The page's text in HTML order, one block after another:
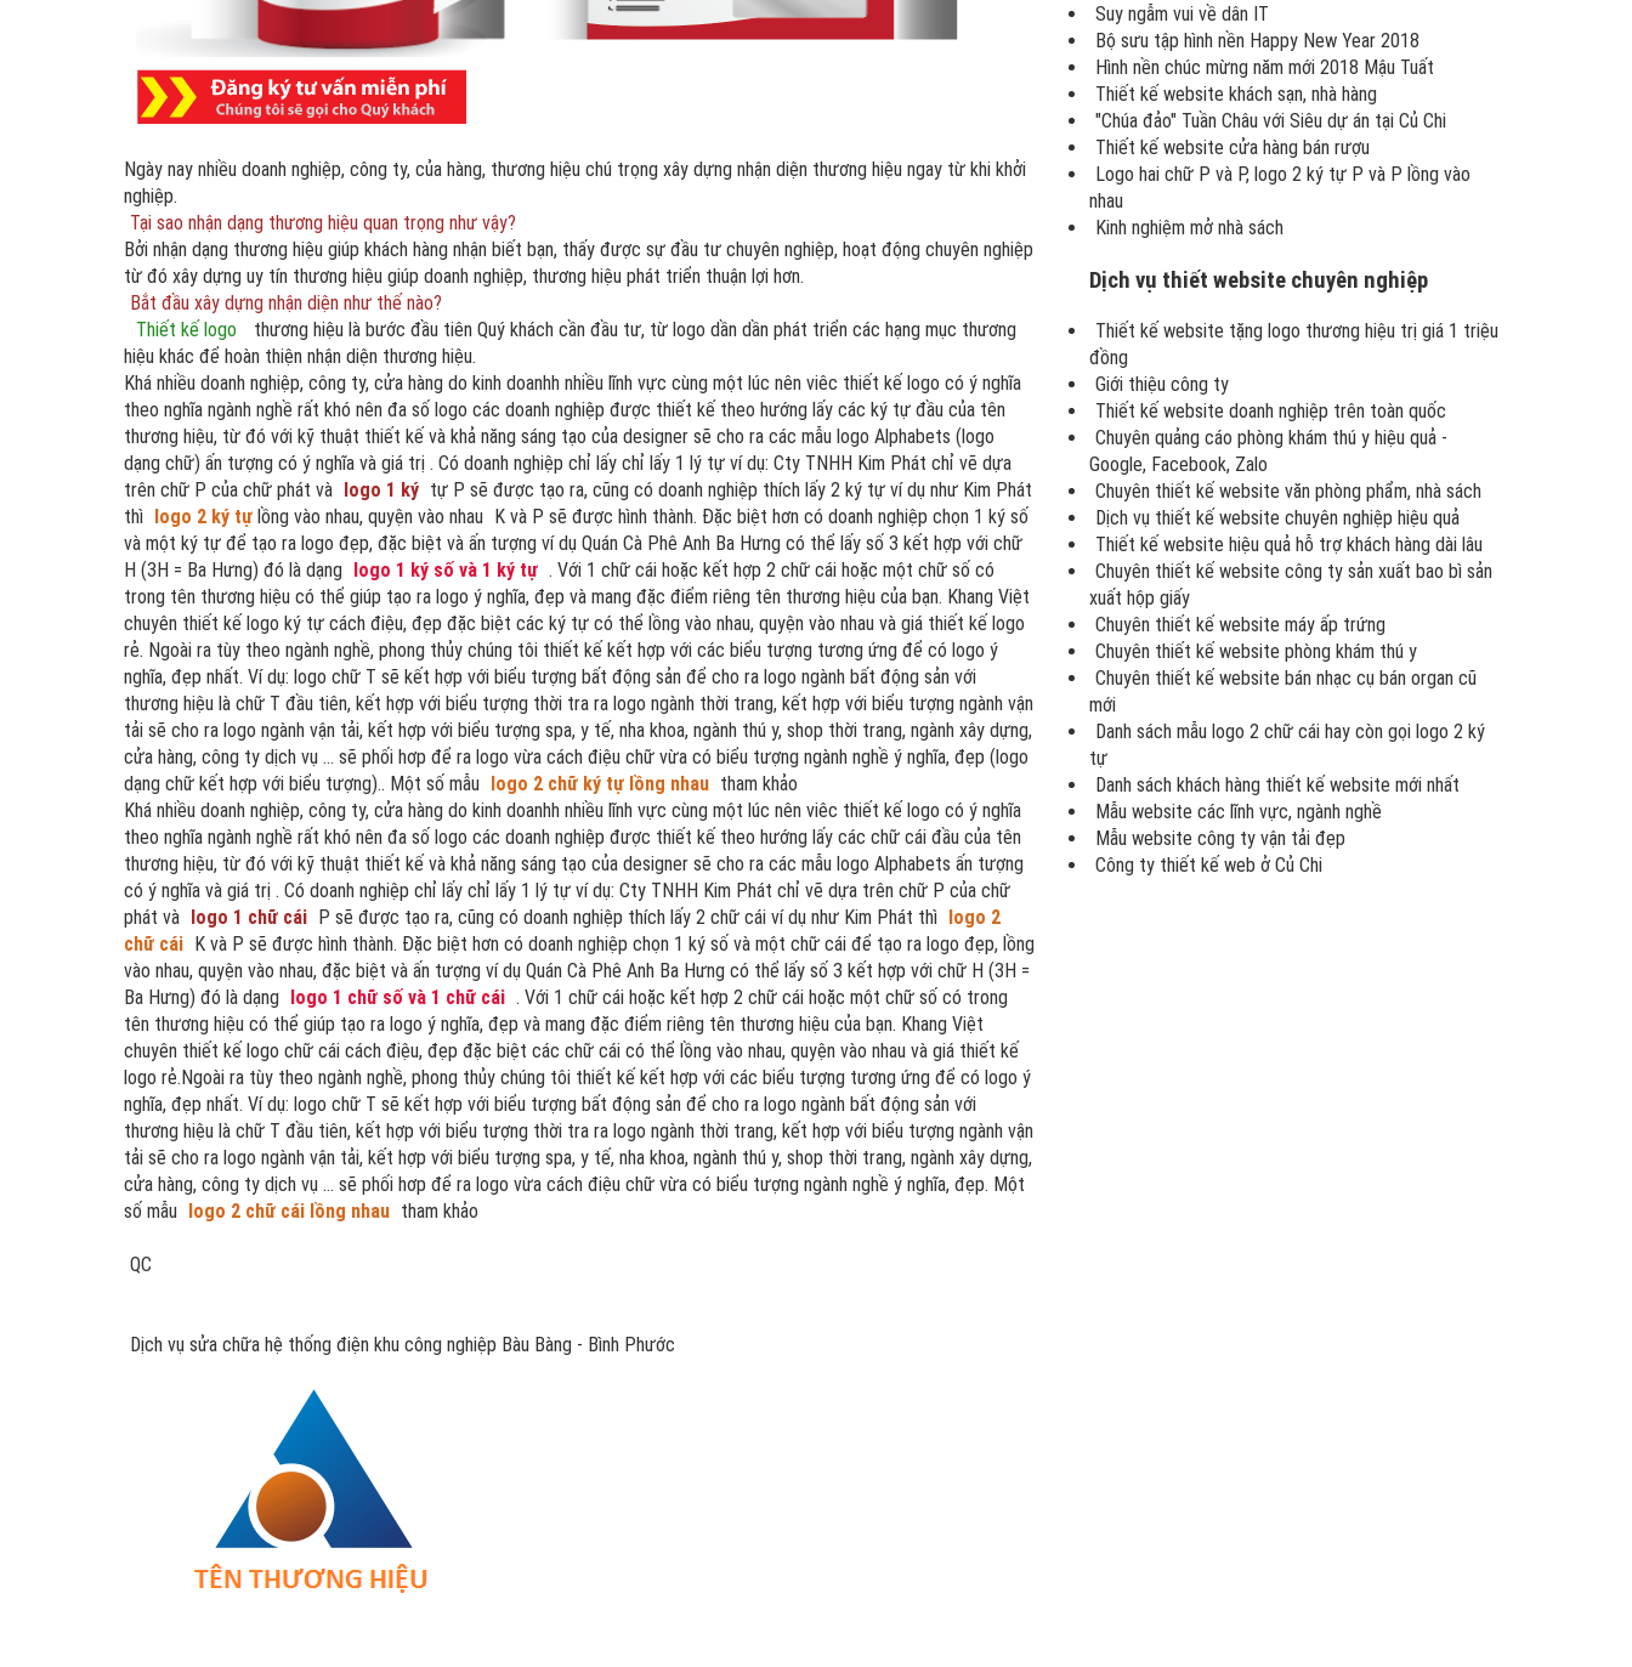
Ngày nay nhiều doanh nghiệp, công ty, của hàng, thương hiệu chú trọng xây dựng nhận diện thương hiệu ngay từ khi khởi
nghiệp.
Tại sao nhận dạng thương hiệu quan trọng như vậy?
Bởi nhận dạng thương hiệu giúp khách hàng nhận biết bạn, thấy được sự đầu tư chuyên nghiệp, hoạt động chuyên nghiệp
từ đó xây dựng uy tín thương hiệu giúp doanh nghiệp, thương hiệu phát triển thuận lợi hơn.
Bắt đầu xây dựng nhận diện như thế nào?
Thiết kế logo
thương hiệu là bước đầu tiên Quý khách cần đầu tư, từ logo dần dần phát triển các hạng mục thương
hiệu khác để hoàn thiện nhận diện thương hiệu.
Khá nhiều doanh nghiệp, công ty, cửa hàng do kinh doanhh nhiều lĩnh vực cùng một lúc nên viêc thiết kế logo có ý nghĩa
theo nghĩa ngành nghề rất khó nên đa số logo các doanh nghiệp được thiết kế theo hướng lấy các ký tự đầu của tên
thương hiệu, từ đó với kỹ thuật thiết kế và khả năng sáng tạo của designer sẽ cho ra các mẫu logo Alphabets (logo
dạng chữ) ấn tượng có ý nghĩa và giá trị . Có doanh nghiệp chỉ lấy chỉ lấy 1 lý tự ví dụ: Cty TNHH Kim Phát chỉ vẽ dựa
trên chữ P của chữ phát và logo 1 ký tự P sẽ được tạo ra, cũng có doanh nghiệp thích lấy 2 ký tự ví dụ như Kim Phát
thì logo 2 ký tự lồng vào nhau, quyện vào nhau K và P sẽ được hình thành. Đặc biệt hơn có doanh nghiệp chọn 1 ký số
và một ký tự để tạo ra logo đẹp, đặc biệt và ấn tượng ví dụ Quán Cà Phê Anh Ba Hưng có thể lấy số 3 kết hợp với chữ
H (3H = Ba Hưng) đó là dạng logo 1 ký số và 1 ký tự . Với 1 chữ cái hoặc kết hợp 2 chữ cái hoặc một chữ số có
trong tên thương hiệu có thể giúp tạo ra logo ý nghĩa, đẹp và mang đặc điểm riêng tên thương hiệu của bạn. Khang Việt
chuyên thiết kế logo ký tự cách điệu, đẹp đặc biệt các ký tự có thể lồng vào nhau, quyện vào nhau và giá thiết kế logo
rẻ. Ngoài ra tùy theo ngành nghề, phong thủy chúng tôi thiết kế kết hợp với các biểu tượng tương ứng để có logo ý
nghĩa, đẹp nhất. Ví dụ: logo chữ T sẽ kết hợp với biểu tượng bất động sản để cho ra logo ngành bất động sản với
thương hiệu là chữ T đầu tiên, kết hợp với biểu tượng thời tra ra logo ngành thời trang, kết hợp với biểu tượng ngành vận
tải sẽ cho ra logo ngành vận tải, kết hợp với biểu tượng spa, y tế, nha khoa, ngành thú y, shop thời trang, ngành xây dựng,
cửa hàng, công ty dịch vụ ... sẽ phối hơp để ra logo vừa cách điệu chữ vừa có biểu tượng ngành nghề ý nghĩa, đẹp (logo
dạng chữ kết hợp với biểu tượng).. Một số mẫu logo 2 chữ ký tự lồng nhau tham khảo
Khá nhiều doanh nghiệp, công ty, cửa hàng do kinh doanhh nhiều lĩnh vực cùng một lúc nên viêc thiết kế logo có ý nghĩa
theo nghĩa ngành nghề rất khó nên đa số logo các doanh nghiệp được thiết kế theo hướng lấy các chữ cái đầu của tên
thương hiệu, từ đó với kỹ thuật thiết kế và khả năng sáng tạo của designer sẽ cho ra các mẫu logo Alphabets ấn tượng
có ý nghĩa và giá trị . Có doanh nghiệp chỉ lấy chỉ lấy 1 lý tự ví dụ: Cty TNHH Kim Phát chỉ vẽ dựa trên chữ P của chữ
phát và logo 1 chữ cái P sẽ được tạo ra, cũng có doanh nghiệp thích lấy 2 chữ cái ví dụ như Kim Phát thì logo 2
chữ cái K và P sẽ được hình thành. Đặc biệt hơn có doanh nghiệp chọn 1 ký số và một chữ cái để tạo ra logo đẹp, lồng
vào nhau, quyện vào nhau, đặc biệt và ấn tượng ví dụ Quán Cà Phê Anh Ba Hưng có thể lấy số 3 kết hợp với chữ H (3H =
Ba Hưng) đó là dạng logo 1 chữ số và 1 chữ cái . Với 1 chữ cái hoặc kết hợp 2 chữ cái hoặc một chữ số có trong
tên thương hiệu có thể giúp tạo ra logo ý nghĩa, đẹp và mang đặc điểm riêng tên thương hiệu của bạn. Khang Việt
chuyên thiết kế logo chữ cái cách điệu, đẹp đặc biệt các chữ cái có thể lồng vào nhau, quyện vào nhau và giá thiết kế
logo rẻ.Ngoài ra tùy theo ngành nghề, phong thủy chúng tôi thiết kế kết hợp với các biểu tượng tương ứng để có logo ý
nghĩa, đẹp nhất. Ví dụ: logo chữ T sẽ kết hợp với biểu tượng bất động sản để cho ra logo ngành bất động sản với
thương hiệu là chữ T đầu tiên, kết hợp với biểu tượng thời tra ra logo ngành thời trang, kết hợp với biểu tượng ngành vận
tải sẽ cho ra logo ngành vận tải, kết hợp với biểu tượng spa, y tế, nha khoa, ngành thú y, shop thời trang, ngành xây dựng,
cửa hàng, công ty dịch vụ ... sẽ phối hơp để ra logo vừa cách điệu chữ vừa có biểu tượng ngành nghề ý nghĩa, đẹp. Một
số mẫu logo 2 chữ cái lồng nhau tham khảo
QC
Dịch vụ sửa chữa hệ thống điện khu công nghiệp Bàu Bàng - Bình Phước
Suy ngẫm vui về dân IT
Bộ sưu tập hình nền Happy New Year 2018
Hình nền chúc mừng năm mới 2018 Mậu Tuất
Thiết kế website khách sạn, nhà hàng
"Chúa đảo" Tuần Châu với Siêu dự án tại Củ Chi
Thiết kế website cửa hàng bán rượu
Logo hai chữ P và P, logo 2 ký tự P và P lồng vào
nhau
Kinh nghiệm mở nhà sách
Dịch vụ thiết website chuyên nghiệp
Thiết kế website tặng logo thương hiệu trị giá 1 triệu
đồng
Giới thiệu công ty
Thiết kế website doanh nghiệp trên toàn quốc
Chuyên quảng cáo phòng khám thú y hiệu quả -
Google, Facebook, Zalo
Chuyên thiết kế website văn phòng phẩm, nhà sách
Dịch vụ thiết kế website chuyên nghiệp hiệu quả
Thiết kế website hiệu quả hỗ trợ khách hàng dài lâu
Chuyên thiết kế website công ty sản xuất bao bì sản
xuất hộp giấy
Chuyên thiết kế website máy ấp trứng
Chuyên thiết kế website phòng khám thú y
Chuyên thiết kế website bán nhạc cụ bán organ cũ
mới
Danh sách mẫu logo 2 chữ cái hay còn gọi logo 2 ký
tự
Danh sách khách hàng thiết kế website mới nhất
Mẫu website các lĩnh vực, ngành nghề
Mẫu website công ty vận tải đẹp
Công ty thiết kế web ở Củ Chi